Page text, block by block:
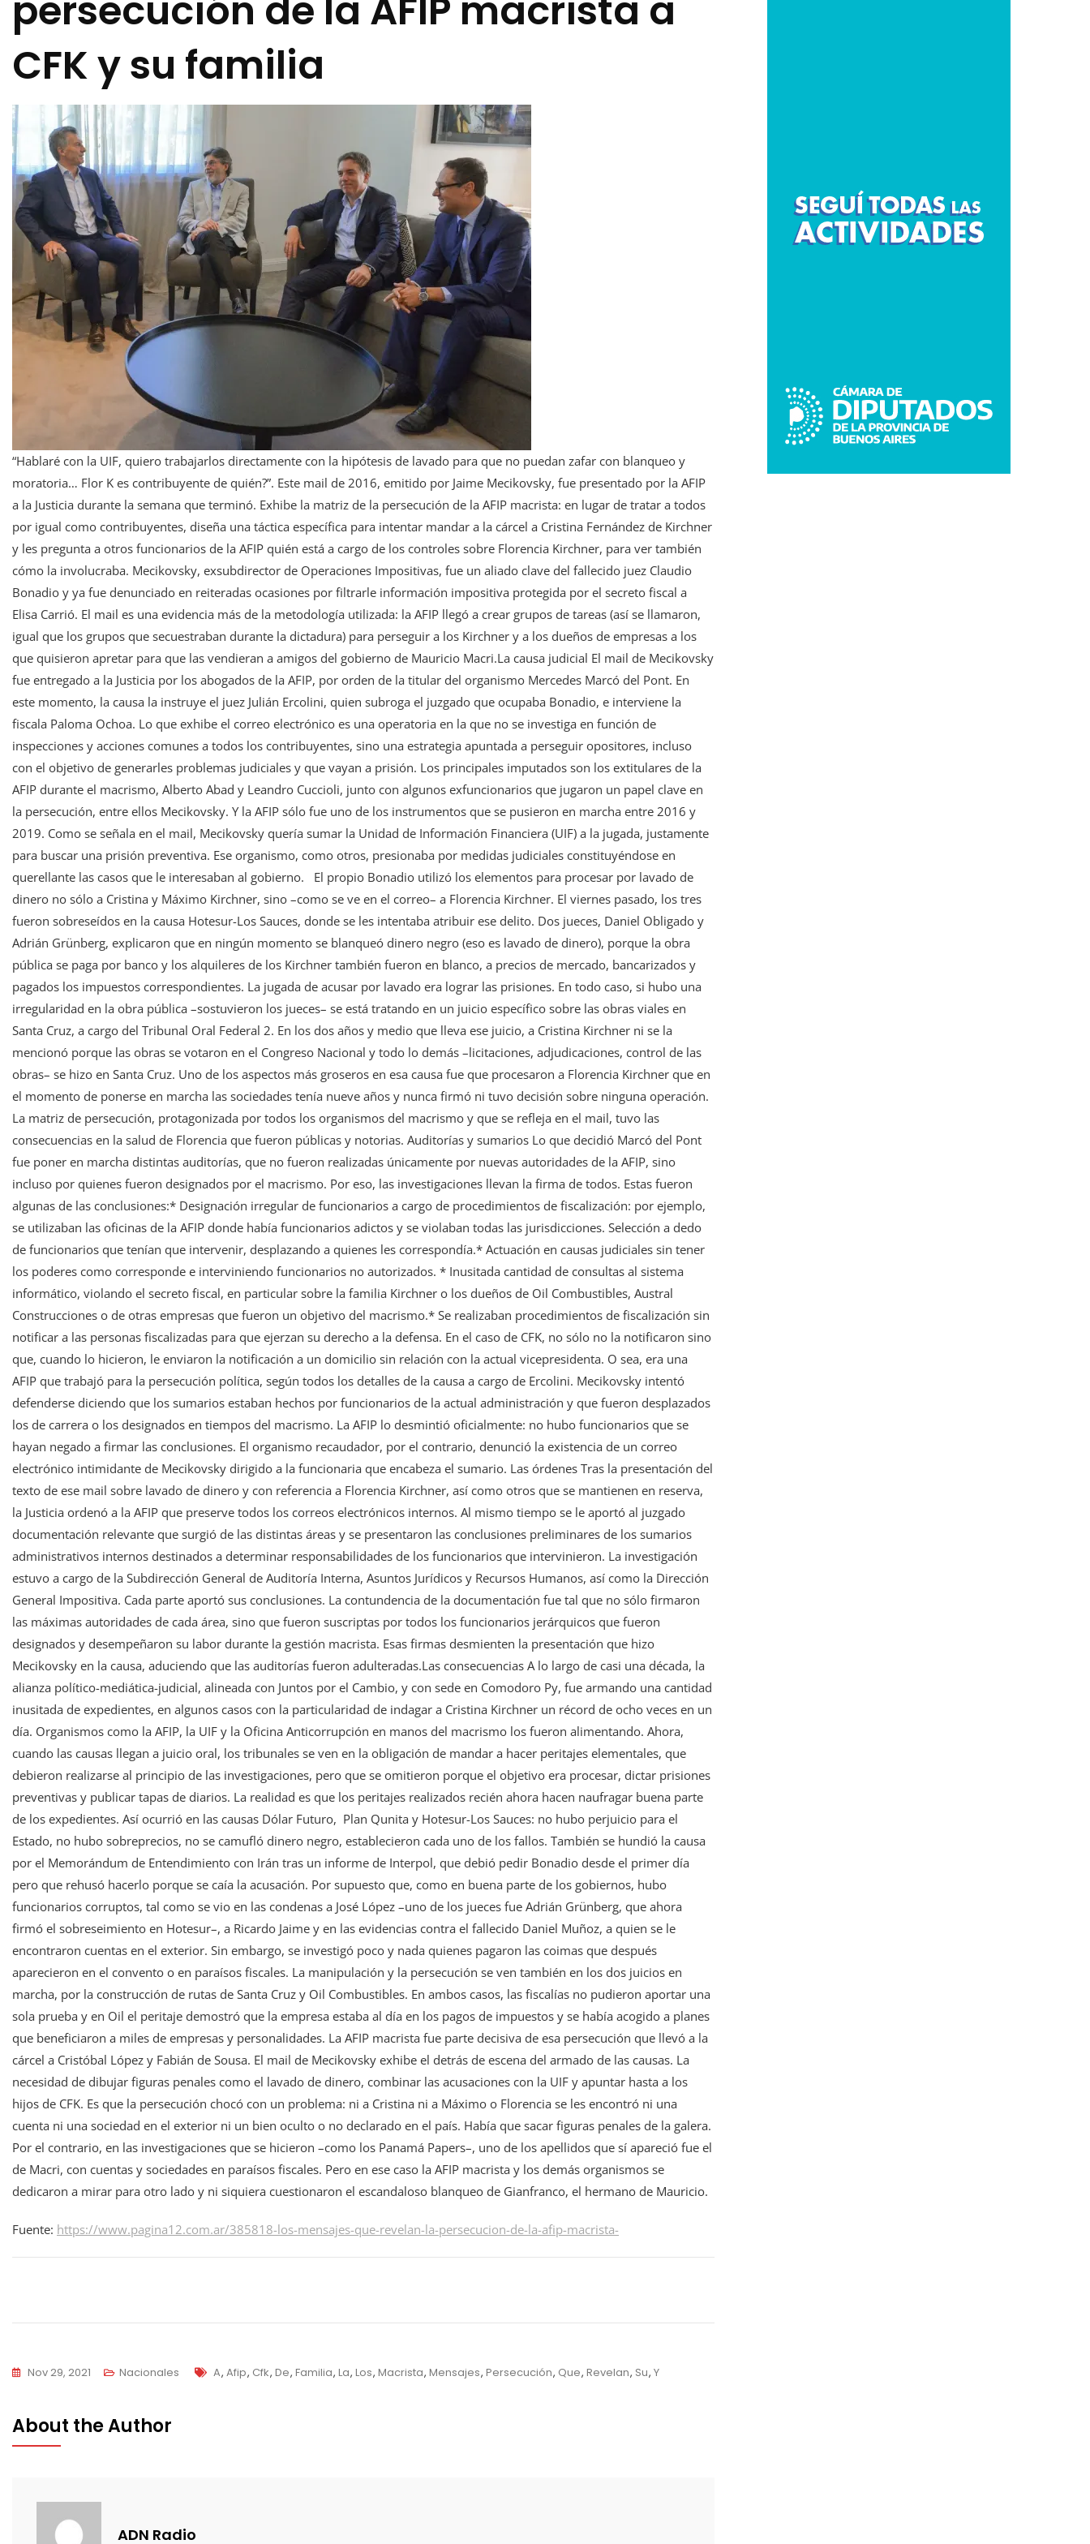
persecución de la AFIP macrista a
CFK y su familia
“Hablaré con la UIF, quiero trabajarlos directamente con la hipótesis de lavado para que no puedan zafar con blanqueo y
moratoria… Flor K es contribuyente de quién?”. Este mail de 2016, emitido por Jaime Mecikovsky, fue presentado por la AFIP
a la Justicia durante la semana que terminó. Exhibe la matriz de la persecución de la AFIP macrista: en lugar de tratar a todos
por igual como contribuyentes, diseña una táctica específica para intentar mandar a la cárcel a Cristina Fernández de Kirchner
y les pregunta a otros funcionarios de la AFIP quién está a cargo de los controles sobre Florencia Kirchner, para ver también
cómo la involucraba. Mecikovsky, exsubdirector de Operaciones Impositivas, fue un aliado clave del fallecido juez Claudio
Bonadio y ya fue denunciado en reiteradas ocasiones por filtrarle información impositiva protegida por el secreto fiscal a
Elisa Carrió. El mail es una evidencia más de la metodología utilizada: la AFIP llegó a crear grupos de tareas (así se llamaron,
igual que los grupos que secuestraban durante la dictadura) para perseguir a los Kirchner y a los dueños de empresas a los
que quisieron apretar para que las vendieran a amigos del gobierno de Mauricio Macri.La causa judicial El mail de Mecikovsky
fue entregado a la Justicia por los abogados de la AFIP, por orden de la titular del organismo Mercedes Marcó del Pont. En
este momento, la causa la instruye el juez Julián Ercolini, quien subroga el juzgado que ocupaba Bonadio, e interviene la
fiscala Paloma Ochoa. Lo que exhibe el correo electrónico es una operatoria en la que no se investiga en función de
inspecciones y acciones comunes a todos los contribuyentes, sino una estrategia apuntada a perseguir opositores, incluso
con el objetivo de generarles problemas judiciales y que vayan a prisión. Los principales imputados son los extitulares de la
AFIP durante el macrismo, Alberto Abad y Leandro Cuccioli, junto con algunos exfuncionarios que jugaron un papel clave en
la persecución, entre ellos Mecikovsky. Y la AFIP sólo fue uno de los instrumentos que se pusieron en marcha entre 2016 y
2019. Como se señala en el mail, Mecikovsky quería sumar la Unidad de Información Financiera (UIF) a la jugada, justamente
para buscar una prisión preventiva. Ese organismo, como otros, presionaba por medidas judiciales constituyéndose en
querellante las casos que le interesaban al gobierno. El propio Bonadio utilizó los elementos para procesar por lavado de
dinero no sólo a Cristina y Máximo Kirchner, sino –como se ve en el correo– a Florencia Kirchner. El viernes pasado, los tres
fueron sobreseídos en la causa Hotesur-Los Sauces, donde se les intentaba atribuir ese delito. Dos jueces, Daniel Obligado y
Adrián Grünberg, explicaron que en ningún momento se blanqueó dinero negro (eso es lavado de dinero), porque la obra
pública se paga por banco y los alquileres de los Kirchner también fueron en blanco, a precios de mercado, bancarizados y
pagados los impuestos correspondientes. La jugada de acusar por lavado era lograr las prisiones. En todo caso, si hubo una
irregularidad en la obra pública –sostuvieron los jueces– se está tratando en un juicio específico sobre las obras viales en
Santa Cruz, a cargo del Tribunal Oral Federal 2. En los dos años y medio que lleva ese juicio, a Cristina Kirchner ni se la
mencionó porque las obras se votaron en el Congreso Nacional y todo lo demás –licitaciones, adjudicaciones, control de las
obras– se hizo en Santa Cruz. Uno de los aspectos más groseros en esa causa fue que procesaron a Florencia Kirchner que en
el momento de ponerse en marcha las sociedades tenía nueve años y nunca firmó ni tuvo decisión sobre ninguna operación.
La matriz de persecución, protagonizada por todos los organismos del macrismo y que se refleja en el mail, tuvo las
consecuencias en la salud de Florencia que fueron públicas y notorias. Auditorías y sumarios Lo que decidió Marcó del Pont
fue poner en marcha distintas auditorías, que no fueron realizadas únicamente por nuevas autoridades de la AFIP, sino
incluso por quienes fueron designados por el macrismo. Por eso, las investigaciones llevan la firma de todos. Estas fueron
algunas de las conclusiones:* Designación irregular de funcionarios a cargo de procedimientos de fiscalización: por ejemplo,
se utilizaban las oficinas de la AFIP donde había funcionarios adictos y se violaban todas las jurisdicciones. Selección a dedo
de funcionarios que tenían que intervenir, desplazando a quienes les correspondía.* Actuación en causas judiciales sin tener
los poderes como corresponde e interviniendo funcionarios no autorizados. * Inusitada cantidad de consultas al sistema
informático, violando el secreto fiscal, en particular sobre la familia Kirchner o los dueños de Oil Combustibles, Austral
Construcciones o de otras empresas que fueron un objetivo del macrismo.* Se realizaban procedimientos de fiscalización sin
notificar a las personas fiscalizadas para que ejerzan su derecho a la defensa. En el caso de CFK, no sólo no la notificaron sino
que, cuando lo hicieron, le enviaron la notificación a un domicilio sin relación con la actual vicepresidenta. O sea, era una
AFIP que trabajó para la persecución política, según todos los detalles de la causa a cargo de Ercolini. Mecikovsky intentó
defenderse diciendo que los sumarios estaban hechos por funcionarios de la actual administración y que fueron desplazados
los de carrera o los designados en tiempos del macrismo. La AFIP lo desmintió oficialmente: no hubo funcionarios que se
hayan negado a firmar las conclusiones. El organismo recaudador, por el contrario, denunció la existencia de un correo
electrónico intimidante de Mecikovsky dirigido a la funcionaria que encabeza el sumario. Las órdenes Tras la presentación del
texto de ese mail sobre lavado de dinero y con referencia a Florencia Kirchner, así como otros que se mantienen en reserva,
la Justicia ordenó a la AFIP que preserve todos los correos electrónicos internos. Al mismo tiempo se le aportó al juzgado
documentación relevante que surgió de las distintas áreas y se presentaron las conclusiones preliminares de los sumarios
administrativos internos destinados a determinar responsabilidades de los funcionarios que intervinieron. La investigación
estuvo a cargo de la Subdirección General de Auditoría Interna, Asuntos Jurídicos y Recursos Humanos, así como la Dirección
General Impositiva. Cada parte aportó sus conclusiones. La contundencia de la documentación fue tal que no sólo firmaron
las máximas autoridades de cada área, sino que fueron suscriptas por todos los funcionarios jerárquicos que fueron
designados y desempeñaron su labor durante la gestión macrista. Esas firmas desmienten la presentación que hizo
Mecikovsky en la causa, aduciendo que las auditorías fueron adulteradas.Las consecuencias A lo largo de casi una década, la
alianza político-mediática-judicial, alineada con Juntos por el Cambio, y con sede en Comodoro Py, fue armando una cantidad
inusitada de expedientes, en algunos casos con la particularidad de indagar a Cristina Kirchner un récord de ocho veces en un
día. Organismos como la AFIP, la UIF y la Oficina Anticorrupción en manos del macrismo los fueron alimentando. Ahora,
cuando las causas llegan a juicio oral, los tribunales se ven en la obligación de mandar a hacer peritajes elementales, que
debieron realizarse al principio de las investigaciones, pero que se omitieron porque el objetivo era procesar, dictar prisiones
preventivas y publicar tapas de diarios. La realidad es que los peritajes realizados recién ahora hacen naufragar buena parte
de los expedientes. Así ocurrió en las causas Dólar Futuro, Plan Qunita y Hotesur-Los Sauces: no hubo perjuicio para el
Estado, no hubo sobreprecios, no se camufló dinero negro, establecieron cada uno de los fallos. También se hundió la causa
por el Memorándum de Entendimiento con Irán tras un informe de Interpol, que debió pedir Bonadio desde el primer día
pero que rehusó hacerlo porque se caía la acusación. Por supuesto que, como en buena parte de los gobiernos, hubo
funcionarios corruptos, tal como se vio en las condenas a José López –uno de los jueces fue Adrián Grünberg, que ahora
firmó el sobreseimiento en Hotesur–, a Ricardo Jaime y en las evidencias contra el fallecido Daniel Muñoz, a quien se le
encontraron cuentas en el exterior. Sin embargo, se investigó poco y nada quienes pagaron las coimas que después
aparecieron en el convento o en paraísos fiscales. La manipulación y la persecución se ven también en los dos juicios en
marcha, por la construcción de rutas de Santa Cruz y Oil Combustibles. En ambos casos, las fiscalías no pudieron aportar una
sola prueba y en Oil el peritaje demostró que la empresa estaba al día en los pagos de impuestos y se había acogido a planes
que beneficiaron a miles de empresas y personalidades. La AFIP macrista fue parte decisiva de esa persecución que llevó a la
cárcel a Cristóbal López y Fabián de Sousa. El mail de Mecikovsky exhibe el detrás de escena del armado de las causas. La
necesidad de dibujar figuras penales como el lavado de dinero, combinar las acusaciones con la UIF y apuntar hasta a los
hijos de CFK. Es que la persecución chocó con un problema: ni a Cristina ni a Máximo o Florencia se les encontró ni una
cuenta ni una sociedad en el exterior ni un bien oculto o no declarado en el país. Había que sacar figuras penales de la galera.
Por el contrario, en las investigaciones que se hicieron –como los Panamá Papers–, uno de los apellidos que sí apareció fue el
de Macri, con cuentas y sociedades en paraísos fiscales. Pero en ese caso la AFIP macrista y los demás organismos se
dedicaron a mirar para otro lado y ni siquiera cuestionaron el escandaloso blanqueo de Gianfranco, el hermano de Mauricio.
Fuente: https://www.pagina12.com.ar/385818-los-mensajes-que-revelan-la-persecucion-de-la-afip-macrista-
de
Nov 29, 2021 Nacionales Tags
A, Afip, Cfk, De, Familia, La, Los, Macrista, Mensajes, Persecución, Que, Revelan, Su, Y
About the Author
ADN Radio